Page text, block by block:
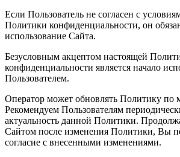
Если Пользователь не согласен с
Политики конфиденциальности, он
использование Сайта.
Безусловным акцептом настоящей
конфиденциальности является начало
Пользователем.
Оператор может обновлять Политику по
Рекомендуем Пользователям
актуальность данной Политики.
Сайтом после изменения Политики, Вы
согласие с внесенными изменениями.